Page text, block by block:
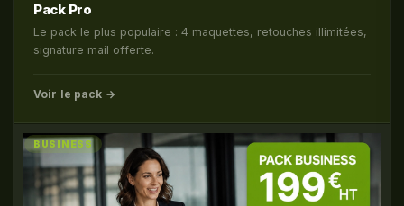
Pack Pro
Le pack le plus populaire : 4 maquettes, retouches illimitées,
signature mail offerte.
Voir le pack →
BUSINESS